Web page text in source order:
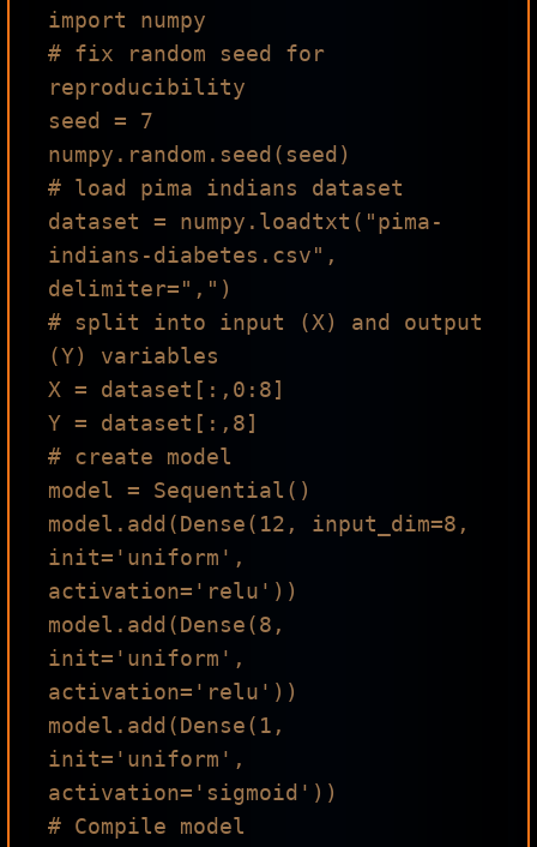
import numpy
# fix random seed for
reproducibility
seed = 7
numpy.random.seed(seed)
# load pima indians dataset
dataset = numpy.loadtxt("pima-
indians-diabetes.csv",
delimiter=",")
# split into input (X) and output
(Y) variables
X = dataset[:,0:8]
Y = dataset[:,8]
# create model
model = Sequential()
model.add(Dense(12, input_dim=8,
init='uniform',
activation='relu'))
model.add(Dense(8,
init='uniform',
activation='relu'))
model.add(Dense(1,
init='uniform',
activation='sigmoid'))
# Compile model